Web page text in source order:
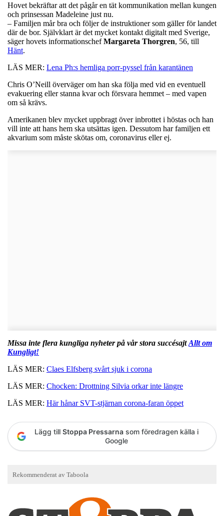
Hovet bekräftar att det pågår en tät kommunikation mellan kungen
och prinsessan Madeleine just nu.
– Familjen mår bra och följer de instruktioner som gäller för landet
där de bor. Självklart är det mycket kontakt digitalt med Sverige,
säger hovets informationschefMargareta Thorgren, 56, till
Hänt.
LÄS MER: Lena Ph:s hemliga porr-pyssel från karantänen
Chris O’Neill överväger om han ska följa med vid en eventuell
evakuering eller stanna kvar och försvara hemmet – med vapen
om så krävs.
Amerikanen blev mycket uppbragt över inbrottet i höstas och han
vill inte att hans hem ska utsättas igen. Dessutom har familjen ett
akvarium som måste skötas om, coronavirus eller ej.
Missa inte flera kungliga nyheter på vår stora succésajtAllt om
Kungligt!
LÄS MER: Claes Elfsberg svårt sjuk i corona
LÄS MER: Chocken: Drottning Silvia orkar inte längre
LÄS MER: Här hånar SVT-stjärnan corona-faran öppet
Lägg till Stoppa Pressarna som föredragen källa i
Google